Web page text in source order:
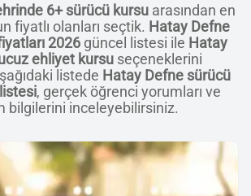
6+ sürücü kursu arasından en
fiyatlı olanları seçtik. Hatay Defne
2026 güncel listesi ile Hatay
ehliyet kursu seçeneklerini
listede Hatay Defne sürücü
, gerçek öğrenci yorumları ve
bilgilerini inceleyebilirsiniz.